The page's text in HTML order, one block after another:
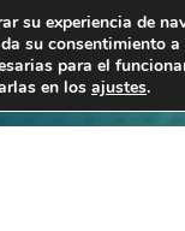
Próximos
su experiencia de
su consentimiento
para el
en los ajustes.